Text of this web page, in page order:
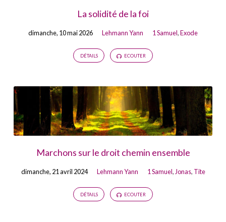
La solidité de la foi
dimanche, 10 mai 2026 Lehmann Yann 1 Samuel,Exode
DÉTAILS ECOUTER
Marchons sur le droit chemin ensemble
dimanche, 21 avril 2024 Lehmann Yann 1 Samuel, Jonas, Tite
DÉTAILS ECOUTER